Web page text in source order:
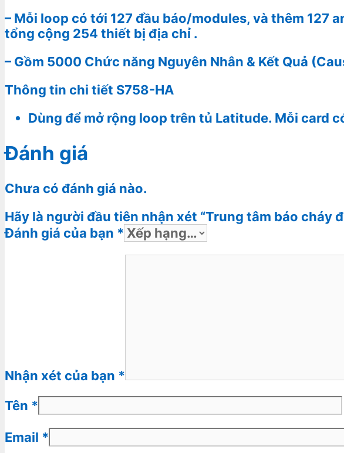
– Mỗi loop có tới 127 đầu báo/modules, và thêm 127
tổng cộng 254 thiết bị địa chỉ .
– Gồm 5000 Chức năng Nguyên Nhân & Kết Quả
Thông tin chi tiết S758-HA
Dùng để mở rộng loop trên tủ Latitude. Mỗi card
Đánh giá
Chưa có đánh giá nào.
Hãy là người đầu tiên nhận xét “Trung tâm báo cháy
Đánh giá của bạn *
Nhận xét của bạn *
Tên *
Email *